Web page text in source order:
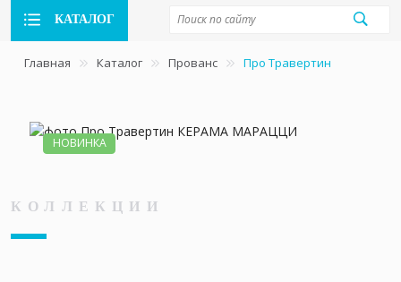
КАТАЛОГ
Главная Каталог Прованс Про Травертин
НОВИНКА
КОЛЛЕКЦИИ